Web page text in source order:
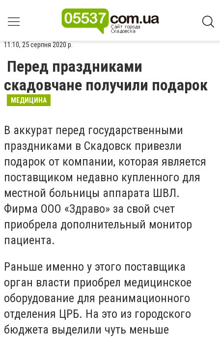
11:10, 25 серпня 2020 р.
Перед праздниками
скадовчане получили подарок
МЕДИЦИНА
В аккурат перед государственными
праздниками в Скадовск привезли
подарок от компании, которая является
поставщиком недавно купленного для
местной больницы аппарата ШВЛ.
Фирма ООО «Здраво» за свой счет
приобрела дополнительный монитор
пациента.
Раньше именно у этого поставщика
орган власти приобрел медицинское
оборудование для реанимационного
отделения ЦРБ. На это из городского
бюджета выделили чуть меньше